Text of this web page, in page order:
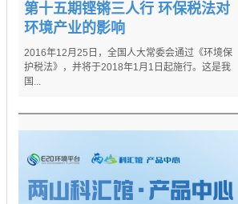
第十五期铿锵三人行 环保税法对
环境产业的影响
2016年12月25日，全国人大常委会通过《环境保
护税法》，并将于2018年1月1日起施行。这是我
国...